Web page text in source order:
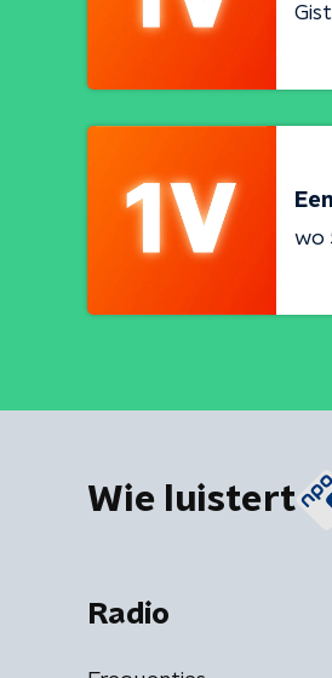
wo
Wie luistert
Radio